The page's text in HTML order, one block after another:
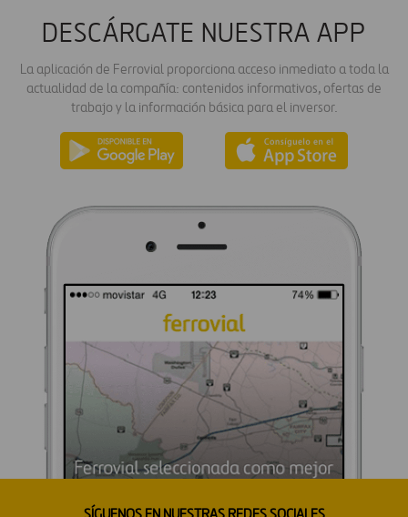
DESCÁRGATE NUESTRA APP
La aplicación de Ferrovial proporciona acceso inmediato a toda la
actualidad de la compañía: contenidos informativos, ofertas de
trabajo y la información básica para el inversor.